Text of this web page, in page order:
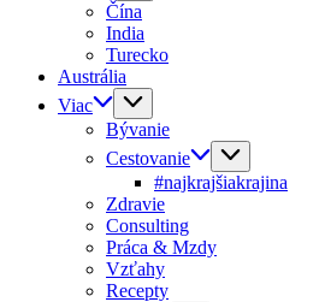
Čína
India
Turecko
Austrália
Viac
Bývanie
Cestovanie
#najkrajšiakrajina
Zdravie
Consulting
Práca & Mzdy
Vzťahy
Recepty